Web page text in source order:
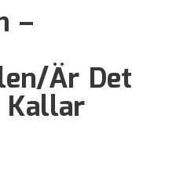
–
Är Det